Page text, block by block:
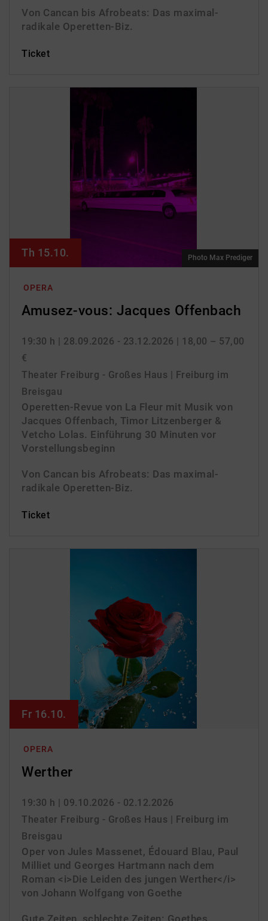
Von Cancan bis Afrobeats: Das maximal-
radikale Operetten-Biz.
Ticket
OPERA
Amusez-vous: Jacques Offenbach
19:30 h | 28.09.2026 - 23.12.2026 | 18,00 – 57,00
€
Theater Freiburg - Großes Haus | Freiburg im
Breisgau
Operetten-Revue von La Fleur mit Musik von
Jacques Offenbach, Timor Litzenberger &
Vetcho Lolas. Einführung 30 Minuten vor
Vorstellungsbeginn
Von Cancan bis Afrobeats: Das maximal-
radikale Operetten-Biz.
Ticket
Th 15.10. Photo Max Prediger
OPERA
Werther
19:30 h | 09.10.2026 - 02.12.2026
Theater Freiburg - Großes Haus | Freiburg im
Breisgau
Oper von Jules Massenet, Édouard Blau, Paul
Milliet und Georges Hartmann nach dem
Roman <i>Die Leiden des jungen Werther</i>
von Johann Wolfgang von Goethe
Gute Zeiten, schlechte Zeiten: Goethes
Fr 16.10.